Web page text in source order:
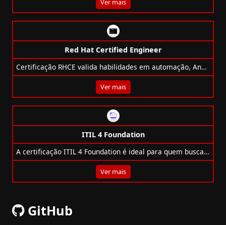
Ver mais
Red Hat Certified Engineer
Certificação RHCE valida habilidades em automação, Ansible e administração avançada do Red Hat Enterprise Linux.
Ver mais
ITIL 4 Foundation
A certificação ITIL 4 Foundation é ideal para quem busca dominar a gestão de serviços de TI com abordagem moderna e ágil.
Ver mais
GitHub